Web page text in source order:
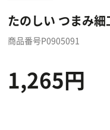
たのしい つまみ
商品番号P0905091
1,265円